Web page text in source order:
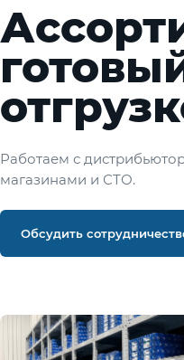
Работаем с
магазинами и СТО.
Обсудить